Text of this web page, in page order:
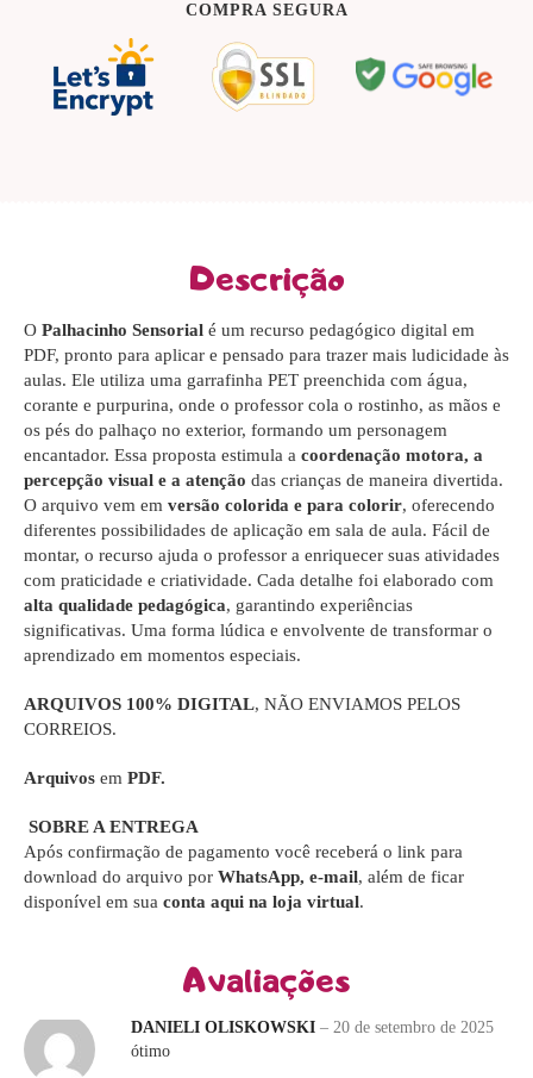
COMPRA SEGURA
Descrição
O Palhacinho Sensorial é um recurso pedagógico digital em
PDF, pronto para aplicar e pensado para trazer mais ludicidade às
aulas. Ele utiliza uma garrafinha PET preenchida com água,
corante e purpurina, onde o professor cola o rostinho, as mãos e
os pés do palhaço no exterior, formando um personagem
encantador. Essa proposta estimula a coordenação motora, a
percepção visual e a atenção das crianças de maneira divertida.
O arquivo vem em versão colorida e para colorir, oferecendo
diferentes possibilidades de aplicação em sala de aula. Fácil de
montar, o recurso ajuda o professor a enriquecer suas atividades
com praticidade e criatividade. Cada detalhe foi elaborado com
alta qualidade pedagógica, garantindo experiências
significativas. Uma forma lúdica e envolvente de transformar o
aprendizado em momentos especiais.
ARQUIVOS 100% DIGITAL, NÃO ENVIAMOS PELOS
CORREIOS.
Arquivos em PDF.
SOBRE A ENTREGA
Após confirmação de pagamento você receberá o link para
download do arquivo por WhatsApp, e-mail, além de ficar
disponível em sua conta aqui na loja virtual.
Avaliações
DANIELI OLISKOWSKI – 20 de setembro de 2025
ótimo